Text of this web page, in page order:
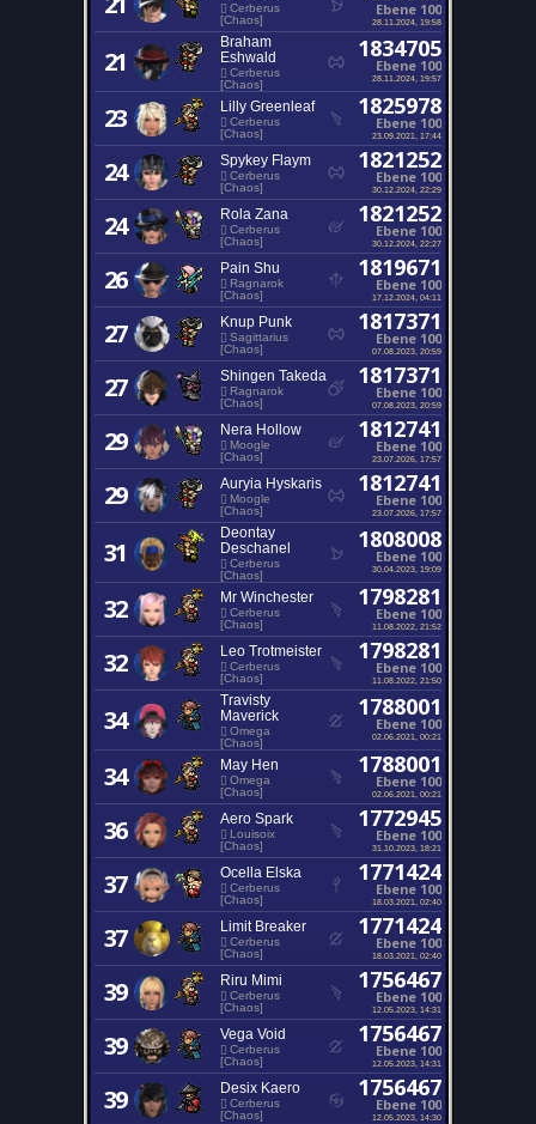
Cerberus
[Chaos]
Ebene 100
28.11.2024, 19:58
21
Braham
Eshwald
Cerberus
[Chaos]
1834705
Ebene 100
28.11.2024, 19:57
23 Lilly Greenleaf
Cerberus
[Chaos]
1825978
Ebene 100
23.09.2021, 17:44
24 Spykey Flaym
Cerberus
[Chaos]
1821252
Ebene 100
30.12.2024, 22:29
24 Rola Zana
Cerberus
[Chaos]
1821252
Ebene 100
30.12.2024, 22:27
26 Pain Shu
Ragnarok
[Chaos]
1819671
Ebene 100
17.12.2024, 04:11
27 Knup Punk
Sagittarius
[Chaos]
1817371
Ebene 100
07.08.2023, 20:59
27 Shingen Takeda
Ragnarok
[Chaos]
1817371
Ebene 100
07.08.2023, 20:59
29 Nera Hollow
Moogle
[Chaos]
1812741
Ebene 100
23.07.2026, 17:57
29 Auryia Hyskaris
Moogle
[Chaos]
1812741
Ebene 100
23.07.2026, 17:57
31
Deontay
Deschanel
Cerberus
[Chaos]
1808008
Ebene 100
30.04.2023, 19:09
32 Mr Winchester
Cerberus
[Chaos]
1798281
Ebene 100
11.08.2022, 21:52
32 Leo Trotmeister
Cerberus
[Chaos]
1798281
Ebene 100
11.08.2022, 21:50
34
Travisty
Maverick
Omega
[Chaos]
1788001
Ebene 100
02.06.2021, 00:21
34 May Hen
Omega
[Chaos]
1788001
Ebene 100
02.06.2021, 00:21
36 Aero Spark
Louisoix
[Chaos]
1772945
Ebene 100
31.10.2023, 18:21
37 Ocella Elska
Cerberus
[Chaos]
1771424
Ebene 100
18.03.2021, 02:40
37 Limit Breaker
Cerberus
[Chaos]
1771424
Ebene 100
18.03.2021, 02:40
39 Riru Mimi
Cerberus
[Chaos]
1756467
Ebene 100
12.05.2023, 14:31
39 Vega Void
Cerberus
[Chaos]
1756467
Ebene 100
12.05.2023, 14:31
39 Desix Kaero
Cerberus
[Chaos]
1756467
Ebene 100
12.05.2023, 14:30